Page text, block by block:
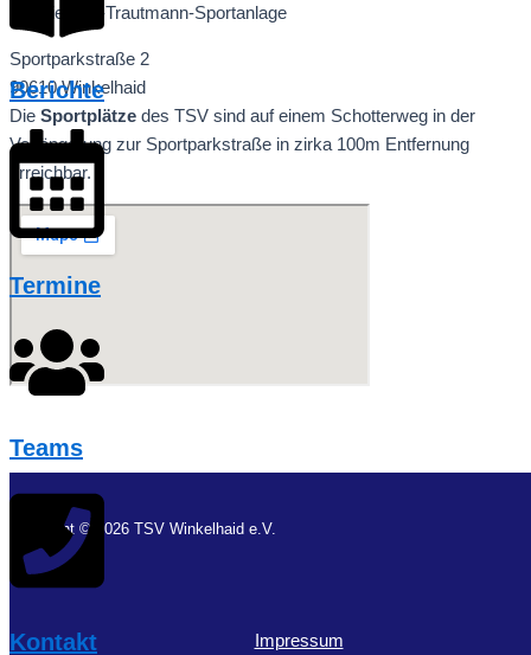
Dr.-Dietmar-Trautmann-Sportanlage
Sportparkstraße 2
90610 Winkelhaid
Die Sportplätze des TSV sind auf einem Schotterweg in der
Verlängerung zur Sportparkstraße in zirka 100m Entfernung
erreichbar.
Berichte
Termine
Teams
Kontakt
Copyright © 2026 TSV Winkelhaid e.V.
Impressum